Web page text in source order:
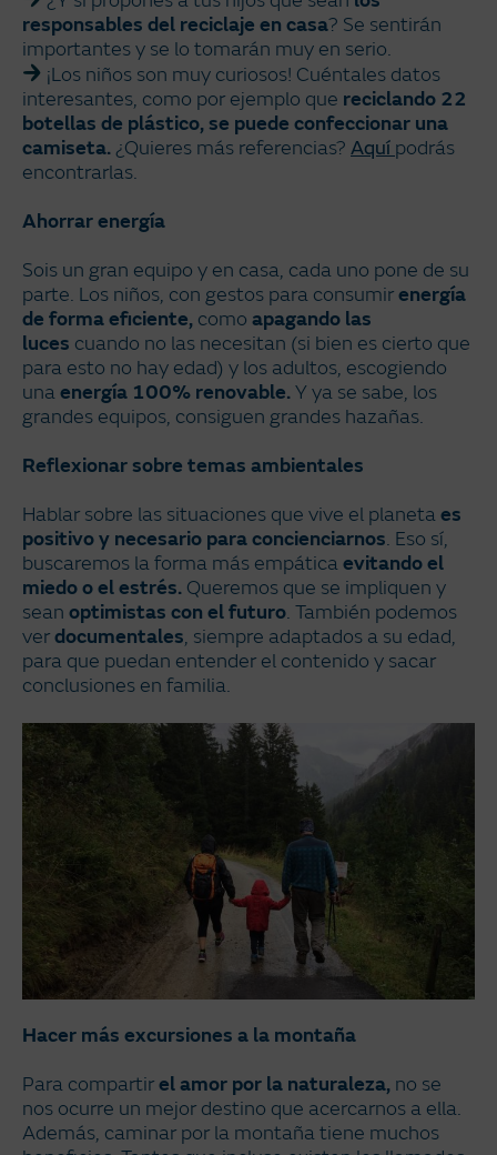
responsables del reciclaje en casa? Se sentirán
importantes y se lo tomarán muy en serio.
¡Los niños son muy curiosos! Cuéntales datos
interesantes, como por ejemplo que reciclando 22
botellas de plástico, se puede confeccionar una
camiseta.¿Quieres más referencias? Aquí podrás
encontrarlas.
Ahorrar energía
Sois un gran equipo y en casa, cada uno pone de su
parte. Los niños, con gestos para consumirenergía
de forma eficiente, como apagando las
luces cuando no las necesitan (si bien es cierto que
para esto no hay edad) y los adultos, escogiendo
unaenergía 100% renovable.Y ya se sabe, los
grandes equipos, consiguen grandes hazañas.
Reflexionar sobre temas ambientales
Hablar sobre las situaciones que vive el planetaes
positivo y necesario para concienciarnos. Eso sí,
buscaremos la forma más empáticaevitando el
miedo o el estrés. Queremos que se impliquen y
sean optimistas con el futuro. También podemos
verdocumentales, siempre adaptados a su edad,
para que puedan entender el contenido y sacar
conclusiones en familia.
Hacer más excursiones a la montaña
Para compartirel amor por la naturaleza, no se
nos ocurre un mejor destino que acercarnos a ella.
Además, caminar por la montaña tiene muchos